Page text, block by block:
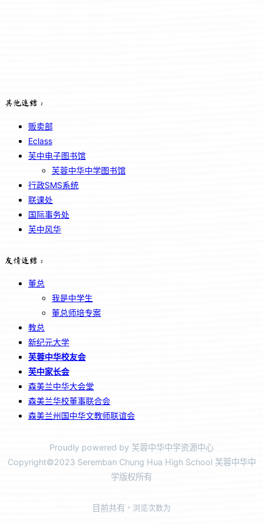
其他连结：
贩卖部
Eclass
芙中电子图书馆
芙蓉中华中学图书馆
行政SMS系统
联课处
国际事务处
芙中风华
友情连结：
董总
我是中学生
董总师培专案
教总
新纪元大学
芙蓉中华校友会
芙中家长会
森美兰中华大会堂
森美兰华校董事联合会
森美兰州国中华文教师联谊会
Proudly powered by 芙蓉中华中学资源中心
Copyright©2023 Seremban Chung Hua High School 芙蓉中华中
学版权所有
目前共有 ，浏览次数为